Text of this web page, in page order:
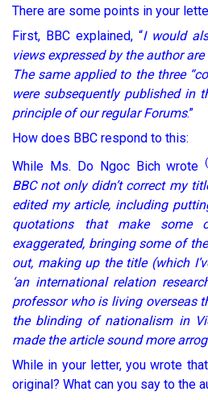
There are some points in your
First, BBC explained, “I would
views expressed by the author
The same applied to the three
were subsequently published in
principle of our regular Forums.”
How does BBC respond to this:
While Ms. Do Ngoc Bich wrote
BBC not only didn’t correct my
edited my article, including
quotations that make some
exaggerated, bringing some of
out, making up the title (which
‘an international relation
professor who is living overseas
the blinding of nationalism in
made the article sound more
While in your letter, you wrote
original? What can you say to the